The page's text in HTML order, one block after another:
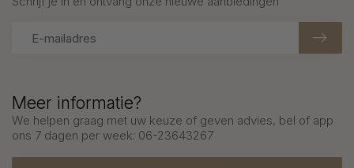
Meer informatie?
We helpen graag met uw keuze of geven advies, bel of app
ons 7 dagen per week: 06-23643267